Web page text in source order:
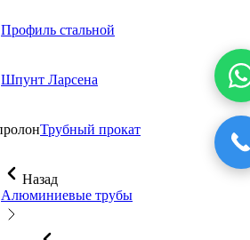
Профиль стальной
Шпунт Ларсена
Трубный прокат
Назад
Алюминиевые трубы